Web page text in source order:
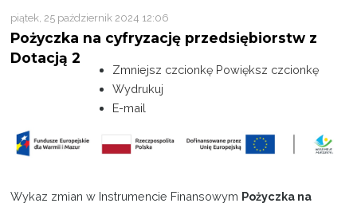
Pożyczki
Pożyczki
Zasoby
Kontakt
piątek, 25 październik 2024 12:06
Pożyczka na cyfryzację przedsiębiorstw z
Dotacją 2
Zmniejsz czcionkę Powiększ czcionkę
Wydrukuj
E-mail
Wykaz zmian w Instrumencie Finansowym Pożyczka na